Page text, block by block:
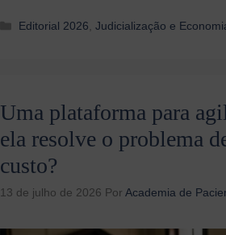
Categorias
Editorial 2026,Judicialização e
Uma plataforma para
ela resolve o problema
custo?
13 de julho de 2026 Por Academia de